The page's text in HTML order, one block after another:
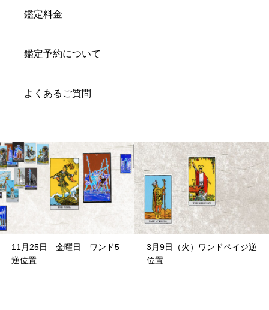
鑑定料金
鑑定予約について
よくあるご質問
3月9日（火）ワンドペイジ逆
位置
11月13日月曜日 ワンド4正
位置